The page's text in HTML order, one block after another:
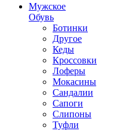
Мужское
Обувь
Ботинки
Другое
Кеды
Кроссовки
Лоферы
Мокасины
Сандалии
Сапоги
Слипоны
Туфли